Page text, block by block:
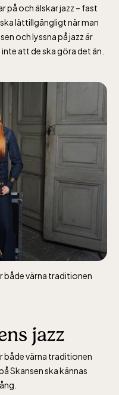
på och älskar jazz – fast
lättillgängligt när man
och lyssna på jazz är
att de ska göra det än.
både värna traditionen
jazz
både värna traditionen
Skansen ska kännas
inkluderad i
10-16, april
10-18,
10-15 helger